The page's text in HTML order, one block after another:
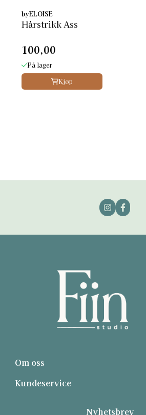
byELOISE
Hårstrikk Ass
100,00
På lager
Kjøp
Om oss
Fiin Studio
Kundeservice
Nyhetsbrev